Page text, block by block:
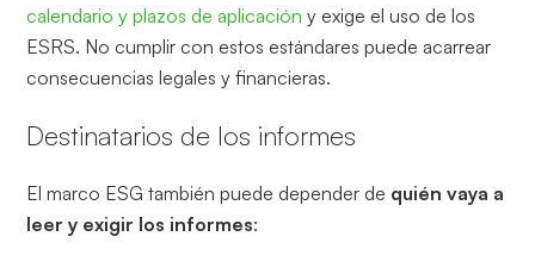
calendario y plazos de aplicación y exige el uso de los
ESRS. No cumplir con estos estándares puede acarrear
consecuencias legales y financieras.
Destinatarios de los informes
El marco ESG también puede depender de quién vaya a
leer y exigir los informes: